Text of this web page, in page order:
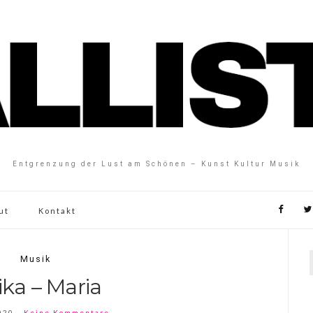
Entgrenzung der Lust am Schönen – Kunst Kultur Musik
Kontakt
Musik
– Maria